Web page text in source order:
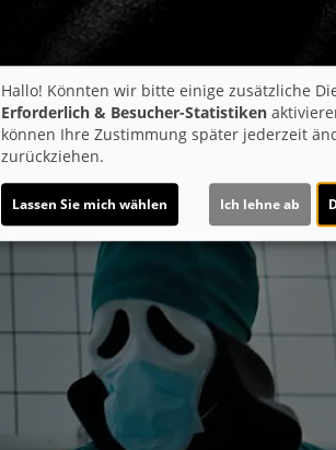
Hallo! Könnten wir bitte einige zusätzliche
Erforderlich & Besucher-Statistiken
können Ihre Zustimmung später jederzeit
zurückziehen.
Lassen Sie mich wählen Ich lehne ab